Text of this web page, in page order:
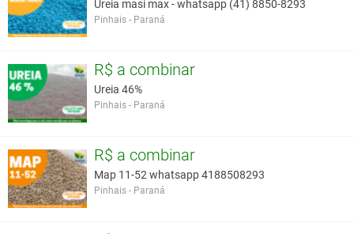
Você assume toda a responsabilidade pela cotação deste item. Você acha que
este anúncio é contra a política de Agroads?
Ureia masi max - whatsapp (41) 8850-8293
Pinhais - Paraná
R$ a combinar
Ureia 46%
Pinhais - Paraná
R$ a combinar
Map 11-52 whatsapp 4188508293
Pinhais - Paraná